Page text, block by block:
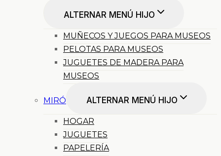
ALTERNAR MENÚ HIJO
MUÑECOS Y JUEGOS PARA MUSEOS
PELOTAS PARA MUSEOS
JUGUETES DE MADERA PARA
MUSEOS
MIRÓ ALTERNAR MENÚ HIJO
HOGAR
JUGUETES
PAPELERÍA